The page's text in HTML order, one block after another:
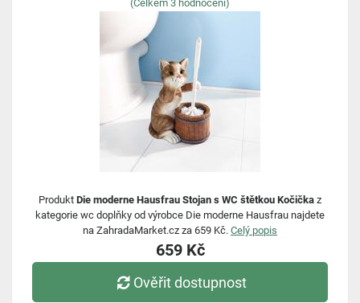
(Celkem 3 hodnocení)
Produkt Die moderne Hausfrau Stojan s WC štětkou Kočička z
kategorie wc doplňky od výrobce Die moderne Hausfrau najdete
na ZahradaMarket.cz za 659 Kč. Celý popis
659 Kč
Ověřit dostupnost